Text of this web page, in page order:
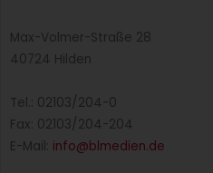
Best Practice